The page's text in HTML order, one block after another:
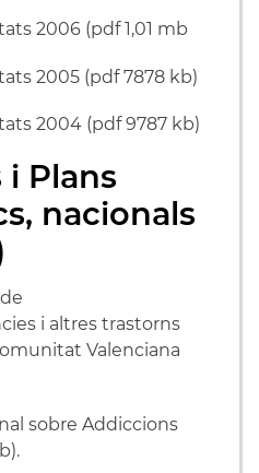
2006 (pdf 1,01 mb
2005 (pdf 7878 kb)
2004 (pdf 9787 kb)
i Plans
nacionals
i altres trastorns
Valenciana
sobre Addiccions